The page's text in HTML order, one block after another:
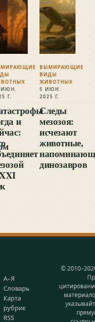
ИЮН.
Г.
и
ВЫМИРАЮЩИЕ
ВИДЫ
ЖИВОТНЫХ
5 ИЮН.
2025 Г.
Следы
мезозоя:
исчезают
животные,
динозавров
А–Я
Словарь
Карта
рубрик
RSS
©